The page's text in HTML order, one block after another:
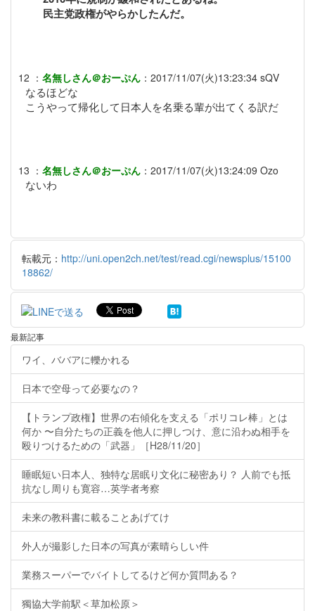
民主党政権がやらかしたんだ。
12 ： 名無しさん＠おーぷん ： 2017/11/07(火)13:23:34 sQV
なるほどな
こうやって帰化して日本人を名乗る輩が出てくる訳だ
13 ： 名無しさん＠おーぷん ： 2017/11/07(火)13:24:09 Ozo
ないわ
転載元： http://uni.open2ch.net/test/read.cgi/newsplus/15100
18862/
最新記事
ワイ、ババアに轢かれる
日本で空母って必要なの？
【トランプ政権】世界の右傾化を支える「ポリコレ棒」とは
何か 〜自分たちの正義を他人に押しつけ、意に沿わぬ相手を
殴りつけるための「武器」［H28/11/20］
睡眠短い日本人、独特な居眠り文化に秘密あり？ 人前でも抵
抗なし周りも寛容…英学者考察
未来の教科書に載ることあげてけ
外人が撮影した日本の写真が素晴らしい件
業務スーパーでバイトしてるけど何か質問ある？
獨協大学前駅＜草加松原＞